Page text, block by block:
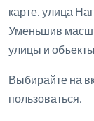
карте. улица
Уменьшив
улицы и
Выбирайте на
пользоваться.